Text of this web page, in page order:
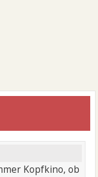
Kopfkino, ob